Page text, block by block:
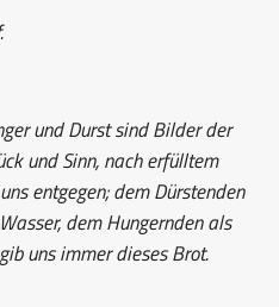
und Durst sind Bilder der
und Sinn, nach erfülltem
entgegen; dem Dürstenden
dem Hungernden als
uns immer dieses Brot.